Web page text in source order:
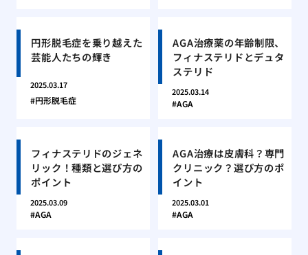
円形脱毛症を乗り越えた
芸能人たちの輝き
2025.03.17
円形脱毛症
AGA治療薬の年齢制限、
フィナステリドとデュタ
ステリド
2025.03.14
AGA
フィナステリドのジェネ
リック！種類と選び方の
ポイント
2025.03.09
AGA
AGA治療は皮膚科？専門
クリニック？選び方のポ
イント
2025.03.01
AGA